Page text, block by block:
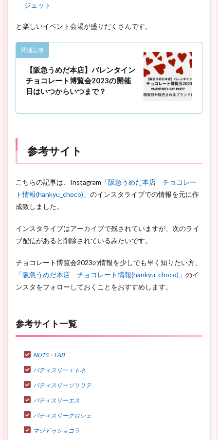
ジェット
と楽しいイベント会場が盛りだくさんです。
関連記事
【阪急うめだ本店】バレンタイン
チョコレート博覧会2023の開催
日はいつからいつまで？
参考サイト
こちらの記事は、Instagram 「阪急うめだ本店 チョコレー
ト情報(hankyu_choco)」 のインスタライブでの情報を元に作
成致しました。
インスタライブはアーカイブで残されていますが、次のライ
ブ配信があると削除されているみたいです。
チョコレート博覧会2023の情報を少しでも早く知りたい方、
「阪急うめだ本店 チョコレート情報(hankyu_choco)」 のイ
ンスタをフォローしておくことをおすすめします。
参考サイト一覧
NUTS・LAB
パティスリーエトネ
パティスリーソリリテ
パティスリーエス
パティスリークロシェ
マジドゥショコラ